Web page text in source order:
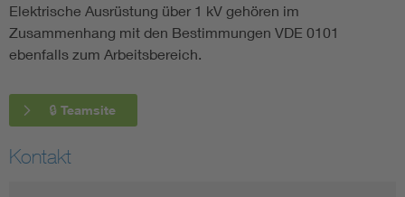
Elektrofachkraft (EFK)
Elektrische Ausrüstung über 1 kV gehören im
Zusammenhang mit den Bestimmungen VDE 0101
ebenfalls zum Arbeitsbereich.
🔒 Teamsite
Kontakt